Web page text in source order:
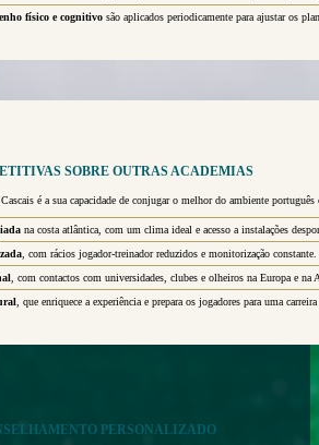
físico e cognitivo são aplicados periodicamente para ajustar os
SOBRE OUTRAS ACADEMIAS
é a sua capacidade de conjugar o melhor do ambiente
na costa atlântica, com um clima ideal e acesso a instalações
, com rácios jogador-treinador reduzidos e monitorização constante.
, com contactos com universidades, clubes e olheiros na Europa e na
, que enriquece a experiência e prepara os jogadores para uma
PERSONALIZADO